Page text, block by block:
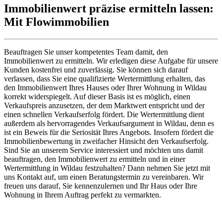
Immobilienwert präzise ermitteln lassen:
Mit Flowimmobilien
Beauftragen Sie unser kompetentes Team damit, den
Immobilienwert zu ermitteln. Wir erledigen diese Aufgabe für unsere
Kunden kostenfrei und zuverlässig. Sie können sich darauf
verlassen, dass Sie eine qualifizierte Wertermittlung erhalten, das
den Immobilienwert Ihres Hauses oder Ihrer Wohnung in Wildau
korrekt widerspiegelt. Auf dieser Basis ist es möglich, einen
Verkaufspreis anzusetzen, der dem Marktwert entspricht und der
einen schnellen Verkaufserfolg fördert. Die Wertermittlung dient
außerdem als hervorragendes Verkaufsargument in Wildau, denn es
ist ein Beweis für die Seriosität Ihres Angebots. Insofern fördert die
Immobilienbewertung in zweifacher Hinsicht den Verkaufserfolg.
Sind Sie an unserem Service interessiert und möchten uns damit
beauftragen, den Immobilienwert zu ermitteln und in einer
Wertermittlung in Wildau festzuhalten? Dann nehmen Sie jetzt mit
uns Kontakt auf, um einen Beratungstermin zu vereinbaren. Wir
freuen uns darauf, Sie kennenzulernen und Ihr Haus oder Ihre
Wohnung in Ihrem Auftrag perfekt zu vermarkten.